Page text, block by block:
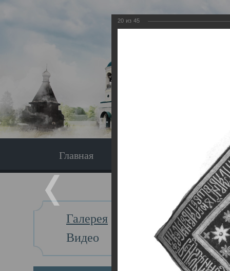
Главная
Галерея
Видео
Главная
20 из 45